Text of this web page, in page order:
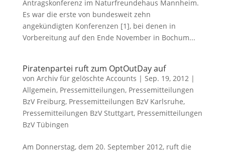
Antragskonferenz im Naturfreundehaus Mannheim.
Es war die erste von bundesweit zehn
angekündigten Konferenzen [1], bei denen in
Vorbereitung auf den Ende November in Bochum...
Piratenpartei ruft zum OptOutDay auf
von Archiv für gelöschte Accounts | Sep. 19, 2012|
Allgemein, Pressemitteilungen, Pressemitteilungen
BzV Freiburg, Pressemitteilungen BzV Karlsruhe,
Pressemitteilungen BzV Stuttgart, Pressemitteilungen
BzV Tübingen
Am Donnerstag, dem 20. September 2012, ruft die